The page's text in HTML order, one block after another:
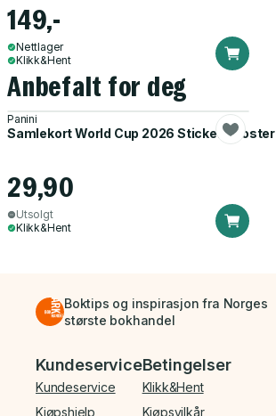
149,-
Nettlager
Klikk&Hent
Anbefalt for deg
Panini
Samlekort World Cup 2026 Sticker Booster
29,90
Utsolgt
Klikk&Hent
Boktips og inspirasjon fra Norges
største bokhandel
Bunnmeny
Kundeservice
Kundeservice
Kjøpshjelp
Betingelser
Klikk&Hent
Kjøpsvilkår